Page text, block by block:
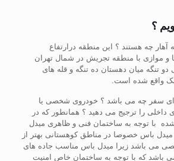
؟
چه هستند ؟ این منطقه درارتفاع
و موازی با منطقه تجریش در شمال تهران
تنگه میان دهستان ده تنگه و قله های
واقع شده است.
سفر چه می باشد ؟ خودروی شخصی یا
داخلی را ترجیج می دهید ؟ همانطور که در
شده با توجه به ساختمان فنی و ظاهری میدل
باس خصوصا در مناطق کوهستانی بهتر از
می باشد زیرا میدل باس مناسب جاده های
باشد که با توجه به ساختمان خاص امنیت